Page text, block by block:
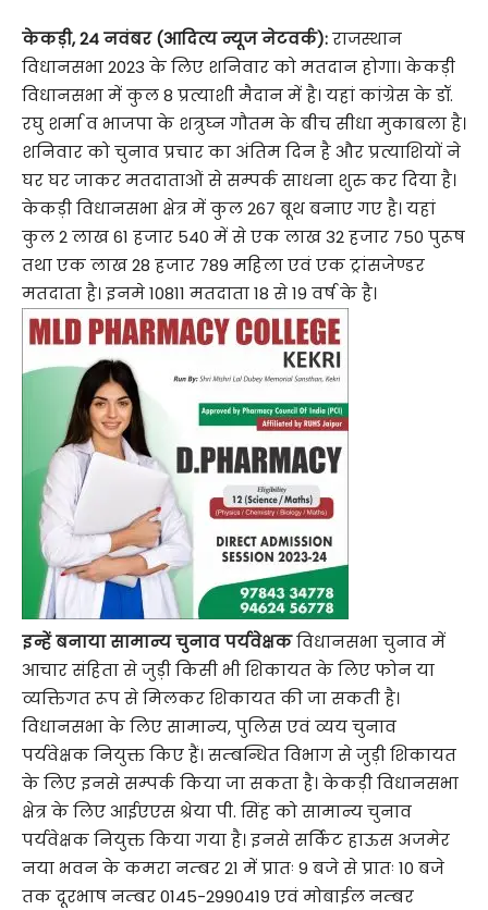
केकड़ी, 24 नवंबर (आदित्य न्यूज नेटवर्क):राजस्थान
विधानसभा 2023 के लिए शनिवार को मतदान होगा। केकड़ी
विधानसभा में कुल 8 प्रत्याशी मैदान में है। यहां कांग्रेस के डॉ.
रघु शर्मा व भाजपा के शत्रुघ्न गौतम के बीच सीधा मुकाबला है।
शनिवार को चुनाव प्रचार का अंतिम दिन है और प्रत्याशियों ने
घर घर जाकर मतदाताओं से सम्पर्क साधना शुरु कर दिया है।
केकड़ी विधानसभा क्षेत्र में कुल 267 बूथ बनाए गए है। यहां
कुल 2 लाख 61 हजार 540 में से एक लाख 32 हजार 750 पुरूष
तथा एक लाख 28 हजार 789 महिला एवं एक ट्रांसजेण्डर
मतदाता है। इनमे 10811 मतदाता 18 से 19 वर्ष के है।
इन्हें बनाया सामान्य चुनाव पर्यवेक्षकविधानसभा चुनाव में
आचार संहिता से जुड़ी किसी भी शिकायत के लिए फोन या
व्यक्तिगत रूप से मिलकर शिकायत की जा सकती है।
विधानसभा के लिए सामान्य, पुलिस एवं व्यय चुनाव
पर्यवेक्षक नियुक्त किए हैं। सम्बन्धित विभाग से जुड़ी शिकायत
के लिए इनसे सम्पर्क किया जा सकता है। केकड़ी विधानसभा
क्षेत्र के लिए आईएएस श्रेया पी. सिंह को सामान्य चुनाव
पर्यवेक्षक नियुक्त किया गया है। इनसे सर्किट हाऊस अजमेर
नया भवन के कमरा नम्बर 21 में प्रातः 9 बजे से प्रातः 10 बजे
तक दूरभाष नम्बर 0145-2990419 एवं मोबाईल नम्बर